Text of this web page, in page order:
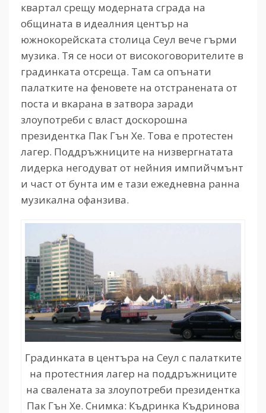
квартал срещу модерната сграда на
общината в идеалния център на
южнокорейската столица Сеул вече гърми
музика. Тя се носи от високоговорителите в
градинката отсреща. Там са опънати
палатките на феновете на отстранената от
поста и вкарана в затвора заради
злоупотреби с власт доскорошна
президентка Пак Гън Хе. Това е протестен
лагер. Поддръжниците на низвергнатата
лидерка негодуват от нейния импийчмънт
и част от бунта им е тази ежедневна ранна
музикална офанзива.
Градинката в центъра на Сеул с палатките
на протестния лагер на поддръжниците
на свалената за злоупотреби президентка
Пак Гън Хе. Снимка: Къдринка Къдринова